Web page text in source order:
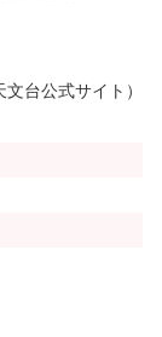
文台公式サイト）